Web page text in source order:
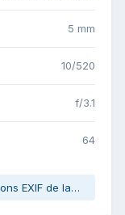
5 mm
10/520
f/3.1
64
Afficher toutes les informations EXIF de la photo